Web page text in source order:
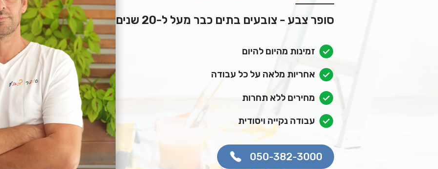
סופר צבע - צובעים בתים כבר מעל ל-20 שנים
זמינות מהיום להיום
אחריות מלאה על כל עבודה
מחירים ללא תחרות
עבודה נקייה ויסודית
050-382-3000